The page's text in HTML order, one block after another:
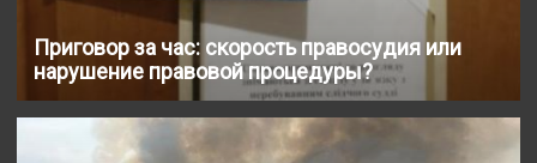
Приговор за час: скорость правосудия или
нарушение правовой процедуры?